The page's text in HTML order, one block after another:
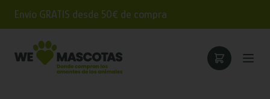
Envío GRATIS desde 50€ de compra